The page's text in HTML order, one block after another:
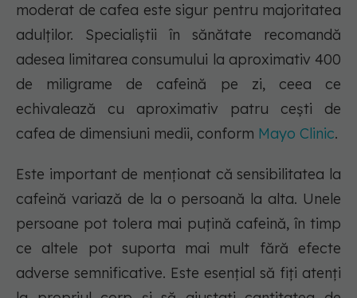
moderat de cafea este sigur pentru majoritatea
adulților. Specialiștii în sănătate recomandă
adesea limitarea consumului la aproximativ 400
de miligrame de cafeină pe zi, ceea ce
echivalează cu aproximativ patru cești de
cafea de dimensiuni medii, conform Mayo Clinic.
Este important de menționat că sensibilitatea la
cafeină variază de la o persoană la alta. Unele
persoane pot tolera mai puțină cafeină, în timp
ce altele pot suporta mai mult fără efecte
adverse semnificative. Este esențial să fiți atenți